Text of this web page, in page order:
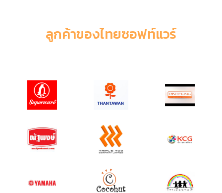
ลูกค้าของไทยซอฟท์แวร์